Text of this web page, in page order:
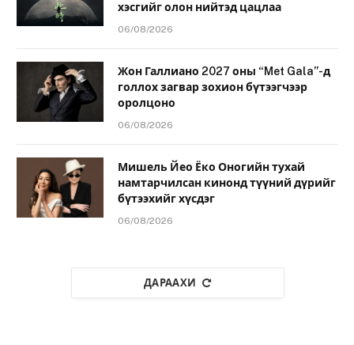
хэсгийг олон нийтэд цацлаа
06/08/2026
Жон Галлиано 2027 оны “Met Gala”-д
голлох загвар зохион бүтээгчээр
оролцоно
06/08/2026
Мишель Йео Ёко Оногийн тухай
намтарчилсан кинонд түүний дүрийг
бүтээхийг хүсдэг
06/08/2026
ДАРААХИ